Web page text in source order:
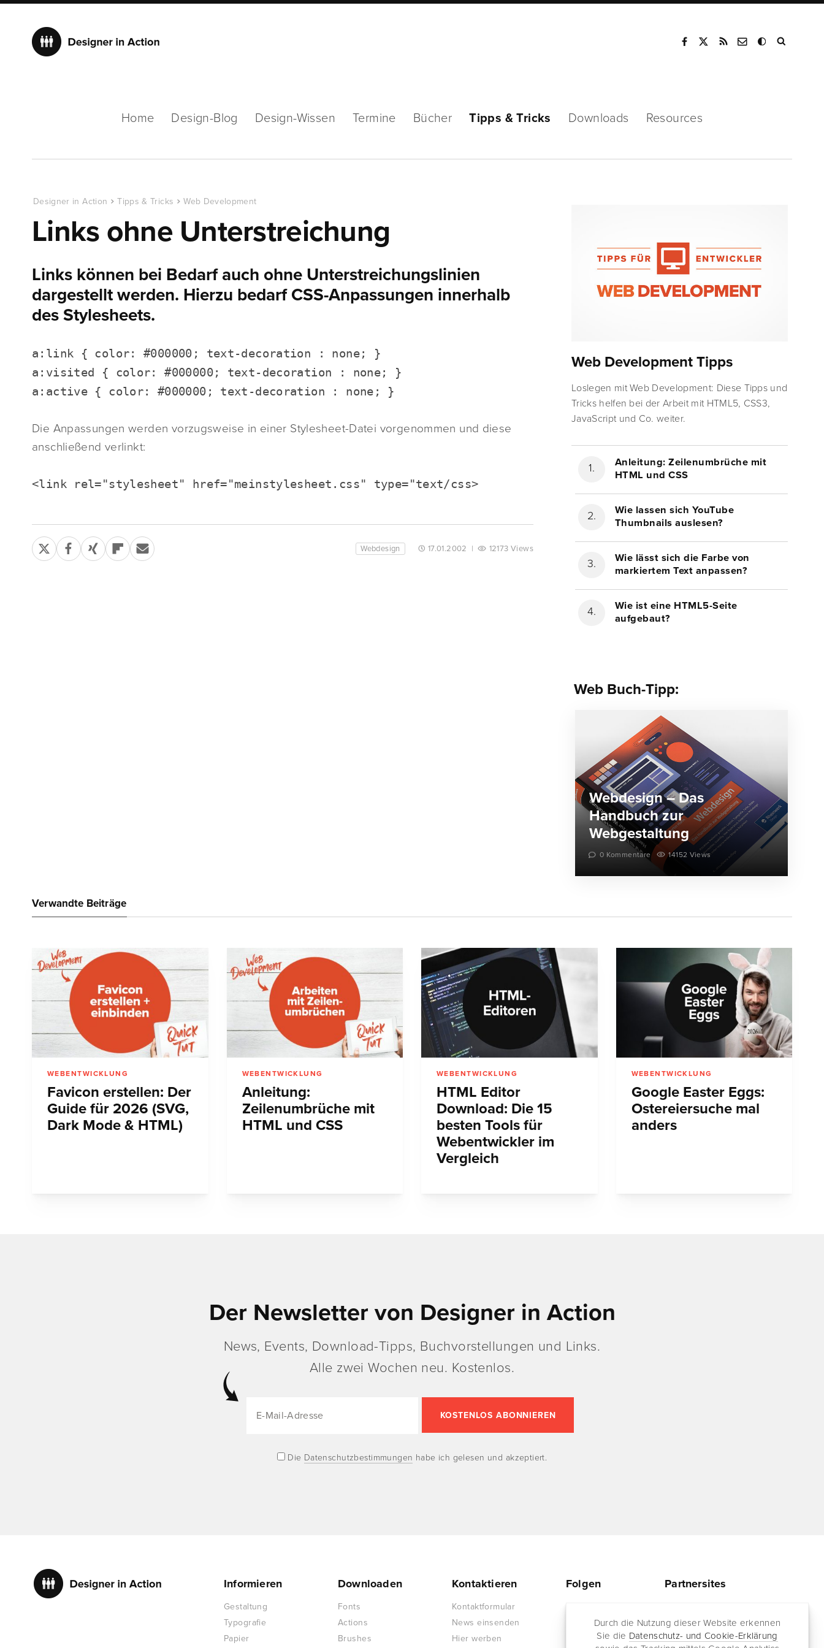
Durch die Nutzung dieser Website erkennen
Sie die Datenschutz- und Cookie-Erklärung
Home Design-Blog Design-Wissen Termine Bücher Tipps & Tricks Downloads Resources
Designer in Action Tipps & Tricks Web Development
Links ohne Unterstreichung
Links können bei Bedarf auch ohne Unterstreichungslinien
dargestellt werden. Hierzu bedarf CSS-Anpassungen innerhalb
des Stylesheets.
a:link { color: #000000; text-decoration : none; }
a:visited { color: #000000; text-decoration : none; }
a:active { color: #000000; text-decoration : none; }
Die Anpassungen werden vorzugsweise in einer Stylesheet-Datei vorgenommen und diese
anschließend verlinkt:
<link rel="stylesheet" href="meinstylesheet.css" type="text/css>
Webdesign 17.01.2002 | 12173 Views
Web Development Tipps
Loslegen mit Web Development: Diese Tipps und
Tricks helfen bei der Arbeit mit HTML5, CSS3,
JavaScript und Co. weiter.
Anleitung: Zeilenumbrüche mit
HTML und CSS
Wie lassen sich YouTube
Thumbnails auslesen?
Wie lässt sich die Farbe von
markiertem Text anpassen?
Wie ist eine HTML5-Seite
aufgebaut?
Web Buch-Tipp:
Webdesign – Das
Handbuch zur
Webgestaltung
0 Kommentare 14152 Views
Verwandte Beiträge
WEBENTWICKLUNG
Favicon erstellen: Der
Guide für 2026 (SVG,
Dark Mode & HTML)
WEBENTWICKLUNG
Anleitung:
Zeilenumbrüche mit
HTML und CSS
WEBENTWICKLUNG
HTML Editor
Download: Die 15
besten Tools für
Webentwickler im
Vergleich
WEBENTWICKLUNG
Google Easter Eggs:
Ostereiersuche mal
anders
Der Newsletter von Designer in Action
News, Events, Download-Tipps, Buchvorstellungen und Links.
Alle zwei Wochen neu. Kostenlos.
Die Datenschutzbestimmungen habe ich gelesen und akzeptiert.
Informieren
Gestaltung
Typografie
Papier
Downloaden
Fonts
Actions
Brushes
Kontaktieren
Kontaktformular
News einsenden
Hier werben
Folgen
Facebook
RSS-Feed
Partnersites
Jazz for me